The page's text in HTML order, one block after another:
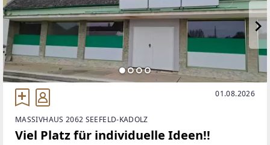
01.08.2026
MASSIVHAUS 2062 SEEFELD-KADOLZ
Viel Platz für individuelle Ideen!!